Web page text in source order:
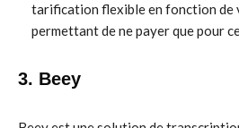
tarification flexible en fonction de
permettant de ne payer que pour
3. Beey